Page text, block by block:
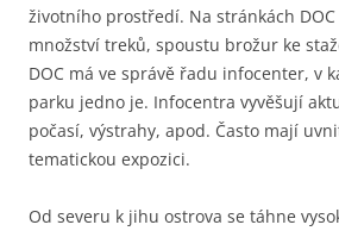
životního prostředí. Na stránkách
množství treků, spoustu brožur ke
DOC má ve správě řadu infocenter, v
parku jedno je. Infocentra vyvěšují
počasí, výstrahy, apod. Často mají
tematickou expozici.
Od severu k jihu ostrova se táhne